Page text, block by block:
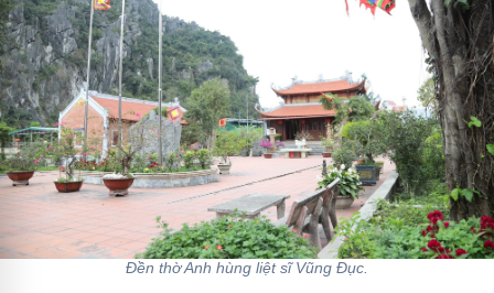
Đền thờ Anh hùng liệt sĩ Vũng Đục.